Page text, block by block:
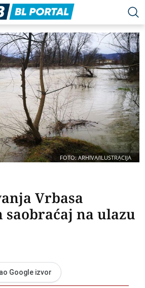
FOTO: ARHIVA/ILUSTRACIJA
Vrbasa
saobraćaj na ulazu
Google izvor